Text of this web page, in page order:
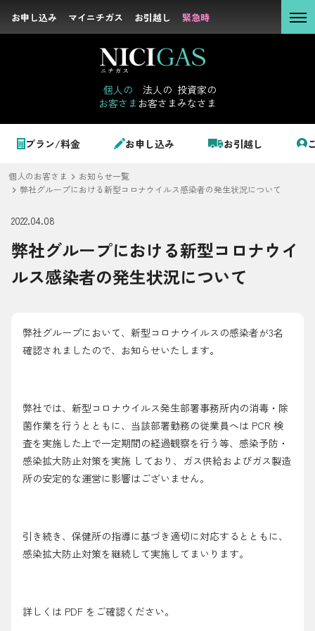
お申し込み マイニチガス お引越し 緊急時
個人の
お客さま
法人の
お客さま
投資家の
みなさま
プラン/料金 お申し込み お引越し
お申し込み マイニチガス お引越し 緊急時
個人のお客さま
LPガス＋でんき
料金
シミュレーション
でガ割のご案内
料金
シミュレーション
お申し込み一覧
LPガス
シミュレーション
お客さま
サステナビリテ
採用情報
よくある質問
個人のお客さま
お知らせ一覧
弊社グループにおける新型コロナウイルス感染者の発生状況について
2022.04.08
弊社グループにおける新型コロナウイ
ルス感染者の発生状況について
弊社グループにおいて、新型コロナウイルスの感染者が3名
確認されましたので、お知らせいたします。
弊社では、新型コロナウイルス発生部署事務所内の消毒・除
菌作業を行うとともに、当該部署勤務の従業員へは PCR 検
査を実施した上で一定期間の経過観察を行う等、感染予防・
感染拡大防止対策を実施 しており、ガス供給およびガス製造
所の安定的な運営に影響はございません。
引き続き、保健所の指導に基づき適切に対応するとともに、
感染拡大防止対策を継続して実施してまいります。
詳しくは PDF をご確認ください。